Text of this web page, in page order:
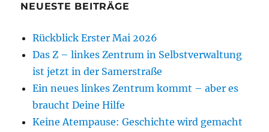
NEUESTE BEITRÄGE
Rückblick Erster Mai 2026
Das Z – linkes Zentrum in Selbstverwaltung
ist jetzt in der Samerstraße
Ein neues linkes Zentrum kommt – aber es
braucht Deine Hilfe
Keine Atempause: Geschichte wird gemacht